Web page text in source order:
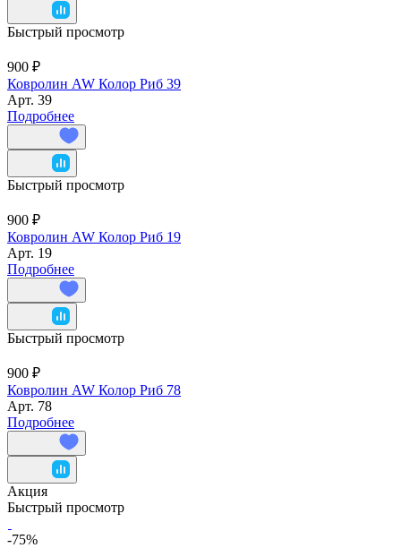
Быстрый просмотр
900 ₽
Ковролин AW Колор Риб 39
Арт. 39
Подробнее
Быстрый просмотр
900 ₽
Ковролин AW Колор Риб 19
Арт. 19
Подробнее
Быстрый просмотр
900 ₽
Ковролин AW Колор Риб 78
Арт. 78
Подробнее
Акция
Быстрый просмотр
-75%